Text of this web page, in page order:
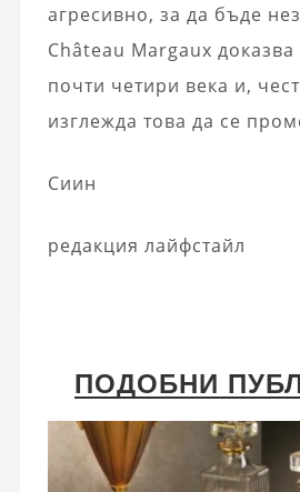
агресивно, за да бъде
Château Margaux доказва
почти четири века и,
изглежда това да се
Сиин
редакция лайфстайл
ПОДОБНИ